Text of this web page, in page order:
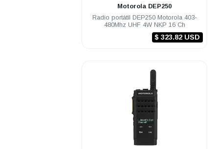
Motorola DEP250
Radio portátil DEP250 Motorola 403-
480Mhz UHF 4W NKP 16 Ch
$ 323.82 USD